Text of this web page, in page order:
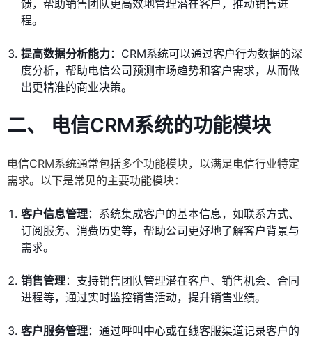
馈，帮助销售团队更高效地管理潜在客户，推动销售进
程。
提高数据分析能力：CRM系统可以通过客户行为数据的深
度分析，帮助电信公司预测市场趋势和客户需求，从而做
出更精准的商业决策。
二、 电信CRM系统的功能模块
电信CRM系统通常包括多个功能模块，以满足电信行业特定
需求。以下是常见的主要功能模块：
客户信息管理：系统集成客户的基本信息，如联系方式、
订阅服务、消费历史等，帮助公司更好地了解客户背景与
需求。
销售管理：支持销售团队管理潜在客户、销售机会、合同
进程等，通过实时监控销售活动，提升销售业绩。
客户服务管理：通过呼叫中心或在线客服渠道记录客户的